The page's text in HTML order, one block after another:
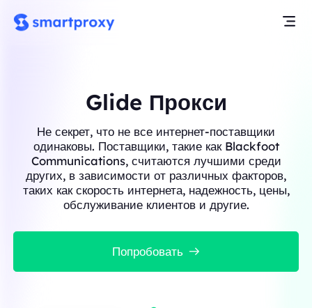
Glide Прокси
Не секрет, что не все интернет-поставщики
одинаковы. Поставщики, такие как Blackfoot
Communications, считаются лучшими среди
других, в зависимости от различных факторов,
таких как скорость интернета, надежность, цены,
обслуживание клиентов и другие.
Попробовать